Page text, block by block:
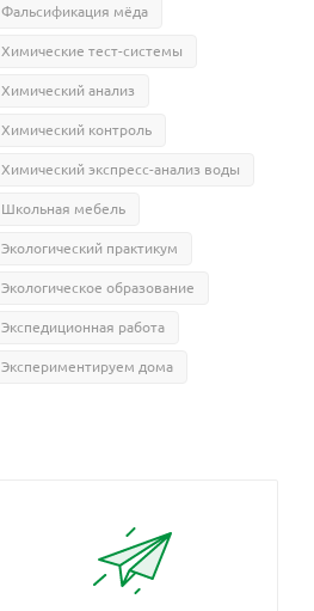
Фальсификация мёда
Химические тест-системы
Химический анализ
Химический контроль
Химический экспресс-анализ воды
Школьная мебель
Экологический практикум
Экологическое образование
Экспедиционная работа
Экспериментируем дома